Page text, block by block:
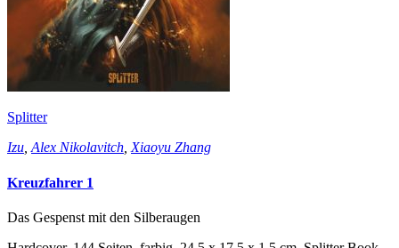
Splitter
Izu Alex Nikolavitch Xiaoyu Zhang
Kreuzfahrer 1
Das Gespenst mit den Silberaugen